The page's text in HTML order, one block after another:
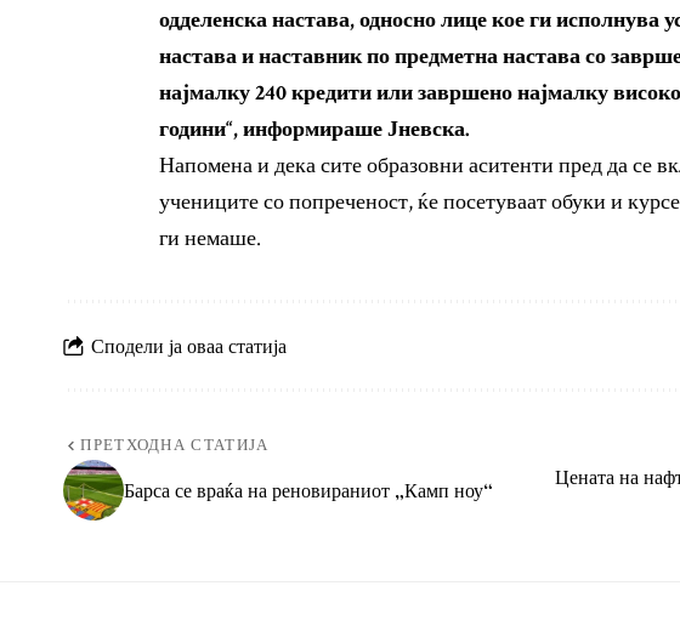
одделенска настава, односно лице кое ги исполнува
настава и наставник по предметна настава со
најмалку 240 кредити или завршено најмалку
години“, информираше Јневска.
Напомена и дека сите образовни аситенти пред да се
учениците со попреченост, ќе посетуваат обуки и
ги немаше.
Сподели ја оваа статија
ПРЕТХОДНА СТАТИЈА
Барса се враќа на реновираниот „Камп ноу“
Цената на